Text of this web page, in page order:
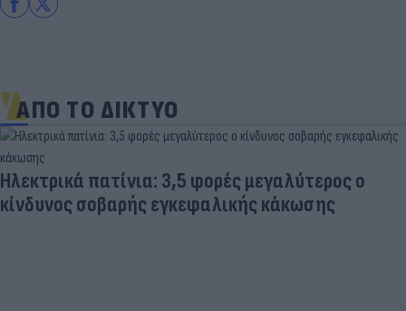
ΑΠΟ ΤΟ ΔΙΚΤΥΟ
Και οι μαϊμούδες έχουν κατοικίδια! Οι
επιστήμονες ρίχνουν φως στις "φιλίες" μεταξύ